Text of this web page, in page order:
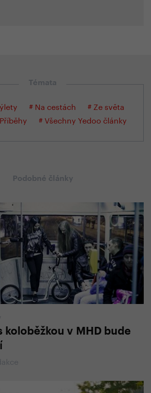
Témata
# Na cestách
# Ze světa
# Všechny Yedoo články
Podobné články
koloběžkou v MHD bude